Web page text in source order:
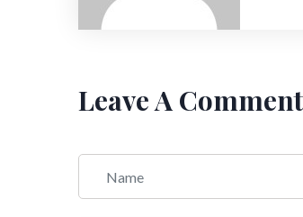
Leave A Comment